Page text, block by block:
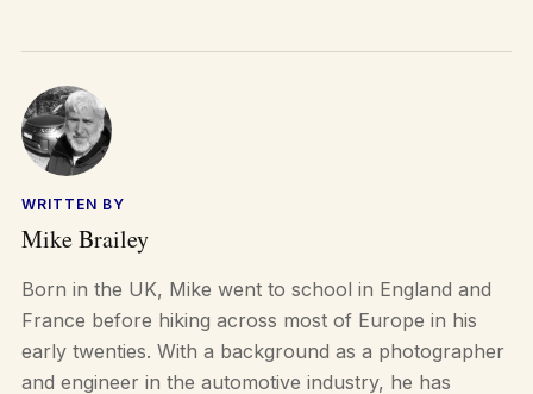
WRITTEN BY
Mike Brailey
Born in the UK, Mike went to school in England and
France before hiking across most of Europe in his
early twenties. With a background as a photographer
and engineer in the automotive industry, he has